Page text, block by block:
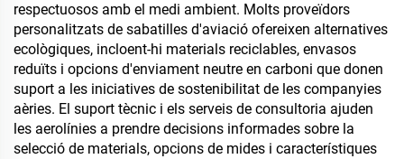
respectuosos amb el medi ambient. Molts proveïdors
personalitzats de sabatilles d'aviació ofereixen alternatives
ecològiques, incloent-hi materials reciclables, envasos
reduïts i opcions d'enviament neutre en carboni que donen
suport a les iniciatives de sostenibilitat de les companyies
aèries. El suport tècnic i els serveis de consultoria ajuden
les aerolínies a prendre decisions informades sobre la
selecció de materials, opcions de mides i característiques